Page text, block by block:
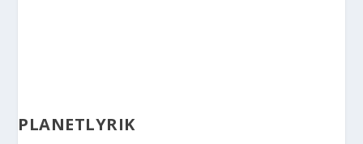
PLANETLYRIK